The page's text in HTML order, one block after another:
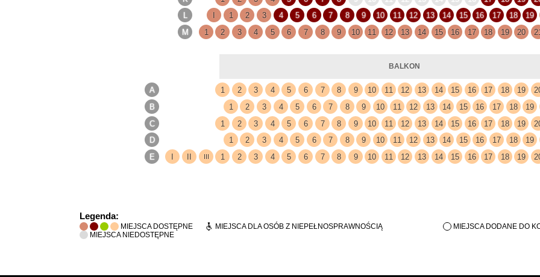
Legenda:
MIEJSCA DOSTĘPNE MIEJSCA DLA OSÓB Z NIEPEŁNOSPRAWNOŚCIĄ
MIEJSCA DODANE DO
MIEJSCA NIEDOSTĘPNE